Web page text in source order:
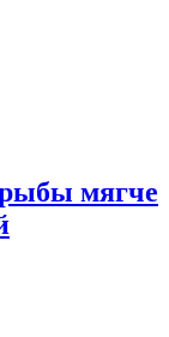
мягче